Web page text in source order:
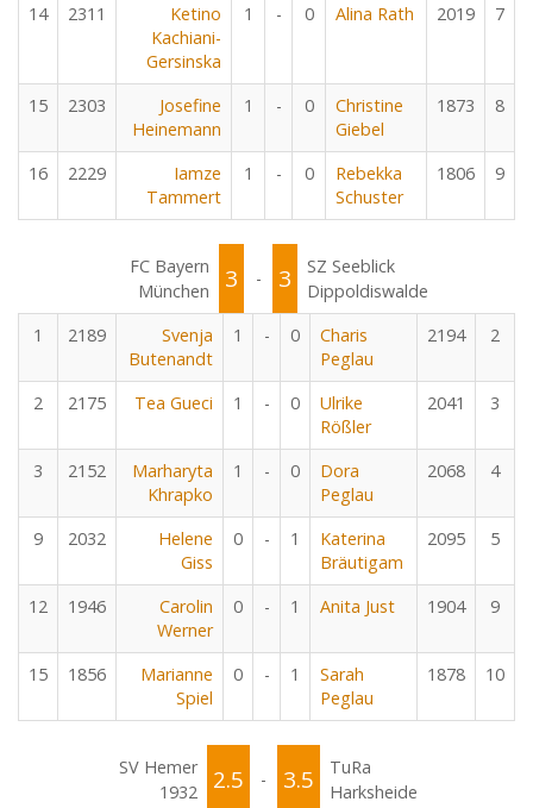
14 2311
Ketino
Kachiani-
Gersinska
1 - 0 Alina Rath 2019 7
15 2303
Josefine
Heinemann
1 - 0
Christine
Giebel
1873 8
16 2229
Iamze
Tammert
1 - 0
Rebekka
Schuster
1806 9
FC Bayern
München
3 - 3
SZ Seeblick
Dippoldiswalde
1
2189
Svenja
Butenandt
1 - 0
Charis
Peglau
2194 2
2 2175 Tea Gueci 1 - 0
Ulrike
Rößler
2041 3
3 2152
Marharyta
Khrapko
1 - 0
Dora
Peglau
2068 4
9 2032
Helene
Giss
0 - 1
Katerina
Bräutigam
2095 5
12 1946
Carolin
Werner
0 - 1 Anita Just 1904 9
15 1856
Marianne
Spiel
0 - 1
Sarah
Peglau
1878 10
SV Hemer
1932
2.5 - 3.5
TuRa
Harksheide